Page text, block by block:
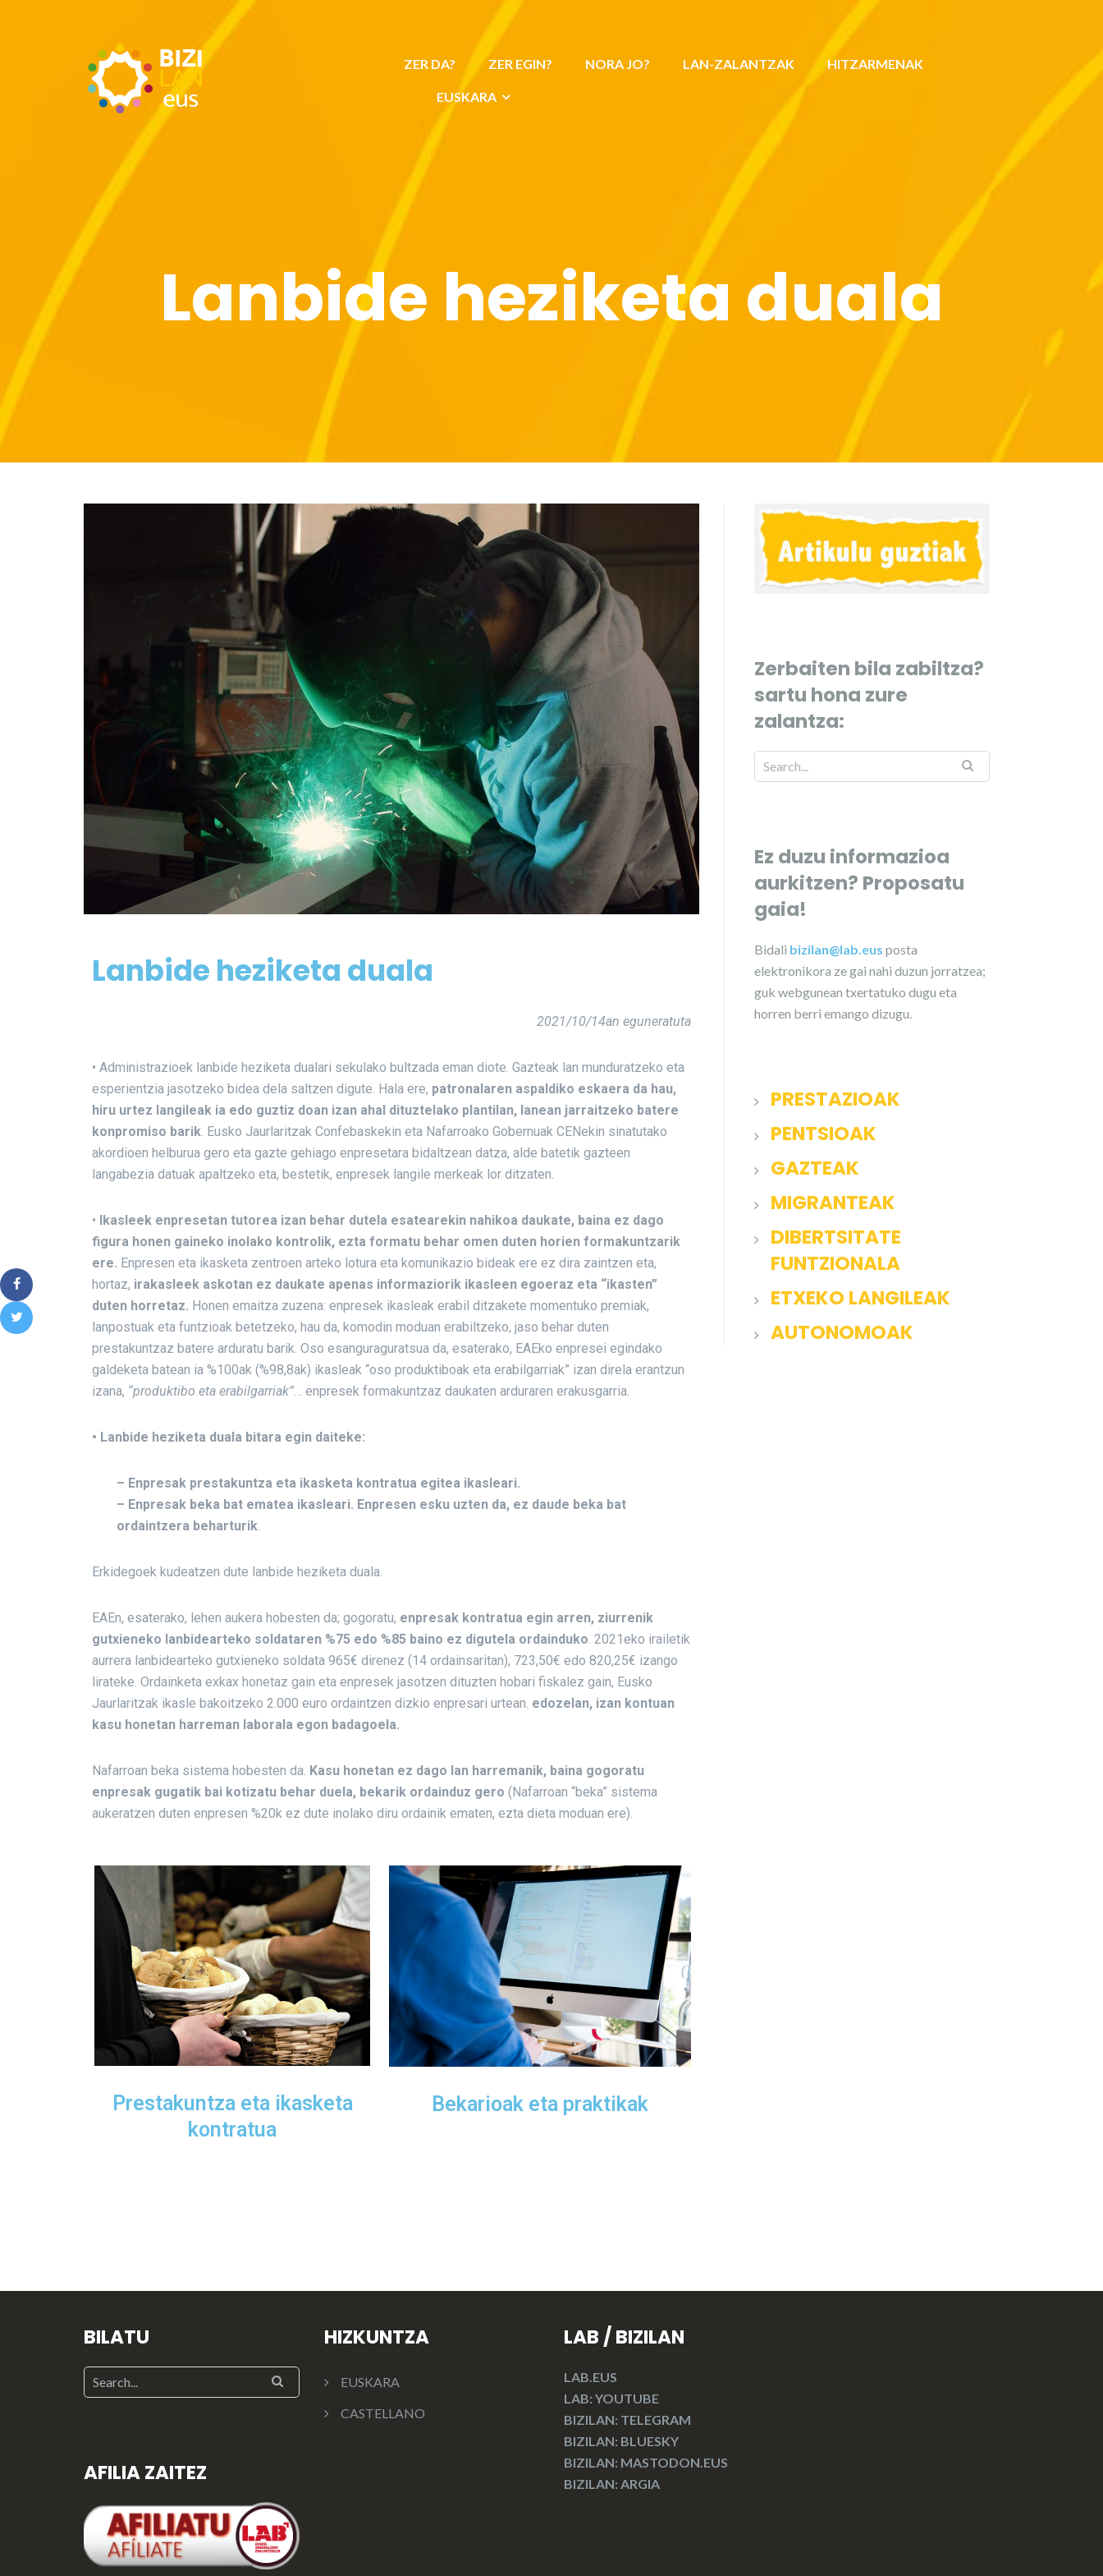
ZER DA? ZER EGIN? NORA JO? LAN-ZALANTZAK HITZARMENAK
EUSKARA
Lanbide heziketa duala
Lanbide heziketa duala
2021/10/14an eguneratuta
• Administrazioek lanbide heziketa dualari sekulako bultzada eman diote. Gazteak lan munduratzeko eta
esperientzia jasotzeko bidea dela saltzen digute. Hala ere, patronalaren aspaldiko eskaera da hau,
hiru urtez langileak ia edo guztiz doan izan ahal dituztelako plantilan, lanean jarraitzeko batere
konpromiso barik. Eusko Jaurlaritzak Confebaskekin eta Nafarroako Gobernuak CENekin sinatutako
akordioen helburua gero eta gazte gehiago enpresetara bidaltzean datza, alde batetik gazteen
langabezia datuak apaltzeko eta, bestetik, enpresek langile merkeak lor ditzaten.
• Ikasleek enpresetan tutorea izan behar dutela esatearekin nahikoa daukate, baina ez dago
figura honen gaineko inolako kontrolik, ezta formatu behar omen duten horien formakuntzarik
ere. Enpresen eta ikasketa zentroen arteko lotura eta komunikazio bideak ere ez dira zaintzen eta,
hortaz, irakasleek askotan ez daukate apenas informaziorik ikasleen egoeraz eta “ikasten”
duten horretaz. Honen emaitza zuzena: enpresek ikasleak erabil ditzakete momentuko premiak,
lanpostuak eta funtzioak betetzeko, hau da, komodin moduan erabiltzeko, jaso behar duten
prestakuntzaz batere arduratu barik. Oso esanguraguratsua da, esaterako, EAEko enpresei egindako
galdeketa batean ia %100ak (%98,8ak) ikasleak “oso produktiboak eta erabilgarriak” izan direla erantzun
izana, “produktibo eta erabilgarriak”… enpresek formakuntzaz daukaten arduraren erakusgarria.
• Lanbide heziketa duala bitara egin daiteke:
– Enpresak prestakuntza eta ikasketa kontratua egitea ikasleari.
– Enpresak beka bat ematea ikasleari. Enpresen esku uzten da, ez daude beka bat
ordaintzera beharturik.
Erkidegoek kudeatzen dute lanbide heziketa duala.
EAEn, esaterako, lehen aukera hobesten da; gogoratu, enpresak kontratua egin arren, ziurrenik
gutxieneko lanbidearteko soldataren %75 edo %85 baino ez digutela ordainduko. 2021eko irailetik
aurrera lanbidearteko gutxieneko soldata 965€ direnez (14 ordainsaritan), 723,50€ edo 820,25€ izango
lirateke. Ordainketa exkax honetaz gain eta enpresek jasotzen dituzten hobari fiskalez gain, Eusko
Jaurlaritzak ikasle bakoitzeko 2.000 euro ordaintzen dizkio enpresari urtean. edozelan, izan kontuan
kasu honetan harreman laborala egon badagoela.
Nafarroan beka sistema hobesten da. Kasu honetan ez dago lan harremanik, baina gogoratu
enpresak gugatik bai kotizatu behar duela, bekarik ordainduz gero (Nafarroan “beka” sistema
aukeratzen duten enpresen %20k ez dute inolako diru ordainik ematen, ezta dieta moduan ere).
Prestakuntza eta ikasketa
kontratua
Bekarioak eta praktikak
Zerbaiten bila zabiltza?
sartu hona zure
zalantza:
Ez duzu informazioa
aurkitzen? Proposatu
gaia!
Bidali bizilan@lab.eus posta
elektronikora ze gai nahi duzun jorratzea;
guk webgunean txertatuko dugu eta
horren berri emango dizugu.
PRESTAZIOAK
PENTSIOAK
GAZTEAK
MIGRANTEAK
DIBERTSITATE
FUNTZIONALA
ETXEKO LANGILEAK
AUTONOMOAK
BILATU
AFILIA ZAITEZ
HIZKUNTZA
EUSKARA
CASTELLANO
LAB / BIZILAN
LAB.EUS
LAB: YOUTUBE
BIZILAN: TELEGRAM
BIZILAN: BLUESKY
BIZILAN: MASTODON.EUS
BIZILAN: ARGIA